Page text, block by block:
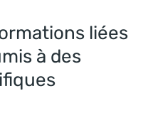
liées
à des